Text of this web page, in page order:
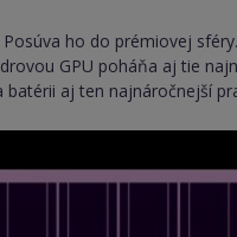
ho do prémiovej
GPU poháňa aj tie
aj ten najnáročnejší